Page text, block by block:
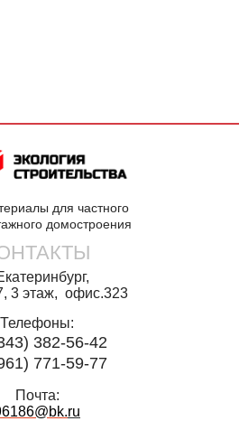
для частного
домостроения
3 этаж, офис.323
Телефоны:
382-56-42
771-59-77
Почта:
ru